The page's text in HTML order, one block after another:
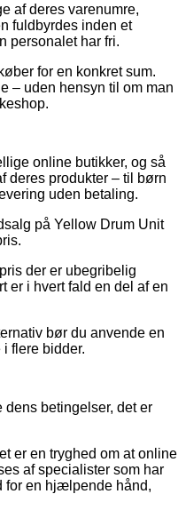
af deres varenumre,
fuldbyrdes inden et
personalet har fri.
for en konkret sum.
– uden hensyn til om man
online butikker, og så
deres produkter – til børn
uden betaling.
på Yellow Drum Unit
der er ubegribelig
er i hvert fald en del af en
bør du anvende en
flere bidder.
betingelser, det er
er en tryghed om at online
af specialister som har
for en hjælpende hånd,